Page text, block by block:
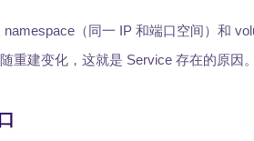
（同一 IP 和端口空间）和
重建变化，这就是 Service 存在的原因。